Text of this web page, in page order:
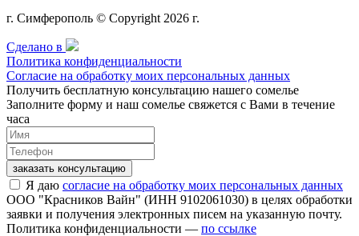
г. Симферополь © Copyright 2026 г.
Сделано в
Политика конфиденциальности
Согласие на обработку моих персональных данных
Получить бесплатную консультацию нашего сомелье
Заполните форму и наш сомелье свяжется с Вами в течение
часа
заказать консультацию
Я даю согласие на обработку моих персональных данных
ООО "Красников Вайн" (ИНН 9102061030) в целях обработки
заявки и получения электронных писем на указанную почту.
Политика конфиденциальности — по ссылке